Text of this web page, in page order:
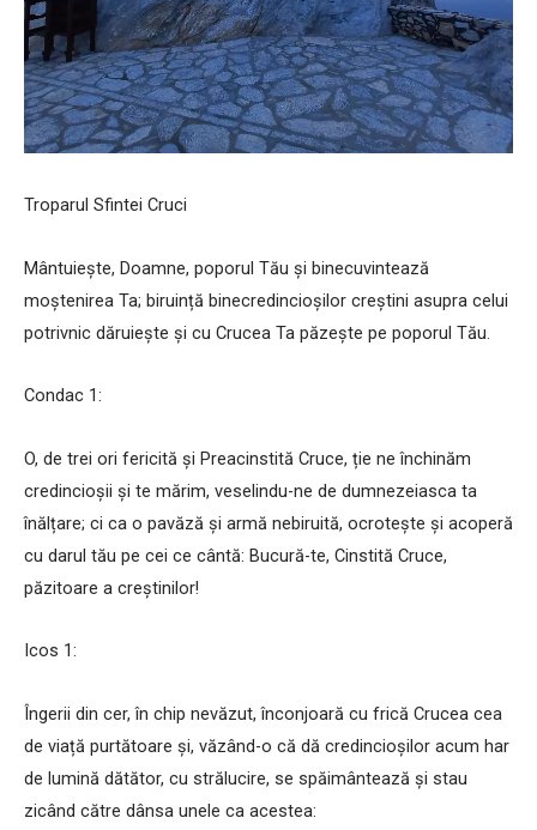
Troparul Sfintei Cruci
Mântuiește, Doamne, poporul Tău și binecuvintează
moștenirea Ta; biruință binecredincioșilor creștini asupra celui
potrivnic dăruiește și cu Crucea Ta păzește pe poporul Tău.
Condac 1:
O, de trei ori fericită și Preacinstită Cruce, ție ne închinăm
credincioșii și te mărim, veselindu-ne de dumnezeiasca ta
înălțare; ci ca o pavăză și armă nebiruită, ocrotește și acoperă
cu darul tău pe cei ce cântă: Bucură-te, Cinstită Cruce,
păzitoare a creștinilor!
Icos 1:
Îngerii din cer, în chip nevăzut, înconjoară cu frică Crucea cea
de viață purtătoare și, văzând-o că dă credincioșilor acum har
de lumină dătător, cu strălucire, se spăimântează și stau
zicând către dânsa unele ca acestea: